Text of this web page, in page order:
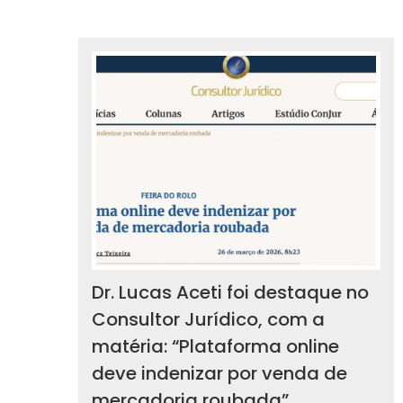
Dr. Lucas Aceti foi destaque no
Consultor Jurídico, com a
matéria: “Plataforma online
deve indenizar por venda de